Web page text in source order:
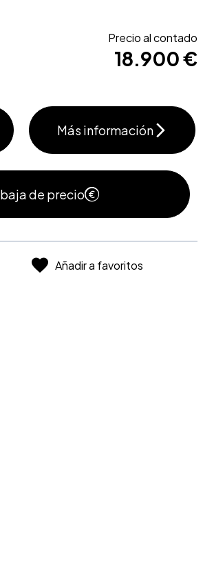
Precio al contado
18.900 €
Más información
de precio
Añadir a favoritos